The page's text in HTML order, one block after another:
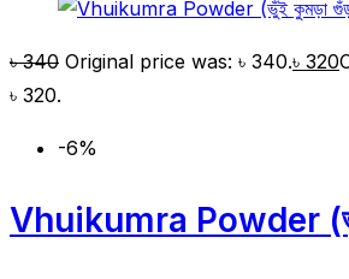
৳340 Original price was: ৳ 340.৳ 320
৳ 320.
-6%
Vhuikumra Powder